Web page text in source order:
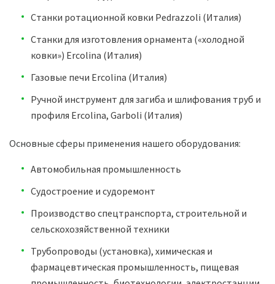
Станки ротационной ковки Pedrazzoli (Италия)
Станки для изготовления орнамента («холодной
ковки») Ercolina (Италия)
Газовые печи Ercolina (Италия)
Ручной инструмент для загиба и шлифования труб и
профиля Ercolina, Garboli (Италия)
Основные сферы применения нашего оборудования:
Автомобильная промышленность
Судостроение и судоремонт
Производство спецтранспорта, строительной и
сельскохозяйственной техники
Трубопроводы (установка), химическая и
фармацевтическая промышленность, пищевая